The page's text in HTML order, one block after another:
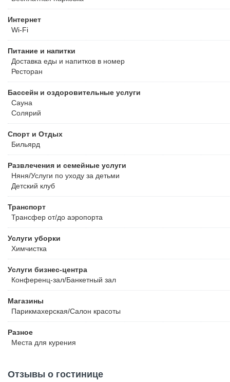
Интернет
Wi-Fi
Питание и напитки
Доставка еды и напитков в номер
Ресторан
Бассейн и оздоровительные услуги
Сауна
Солярий
Спорт и Отдых
Бильярд
Развлечения и семейные услуги
Няня/Услуги по уходу за детьми
Детский клуб
Транспорт
Трансфер от/до аэропорта
Услуги уборки
Химчистка
Услуги бизнес-центра
Конференц-зал/Банкетный зал
Магазины
Парикмахерская/Салон красоты
Разное
Места для курения
Отзывы о гостинице